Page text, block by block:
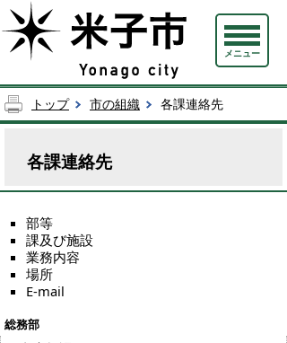
メニュー
トップ 市の組織 各課連絡先
各課連絡先
部等
課及び施設
業務内容
場所
E-mail
総務部